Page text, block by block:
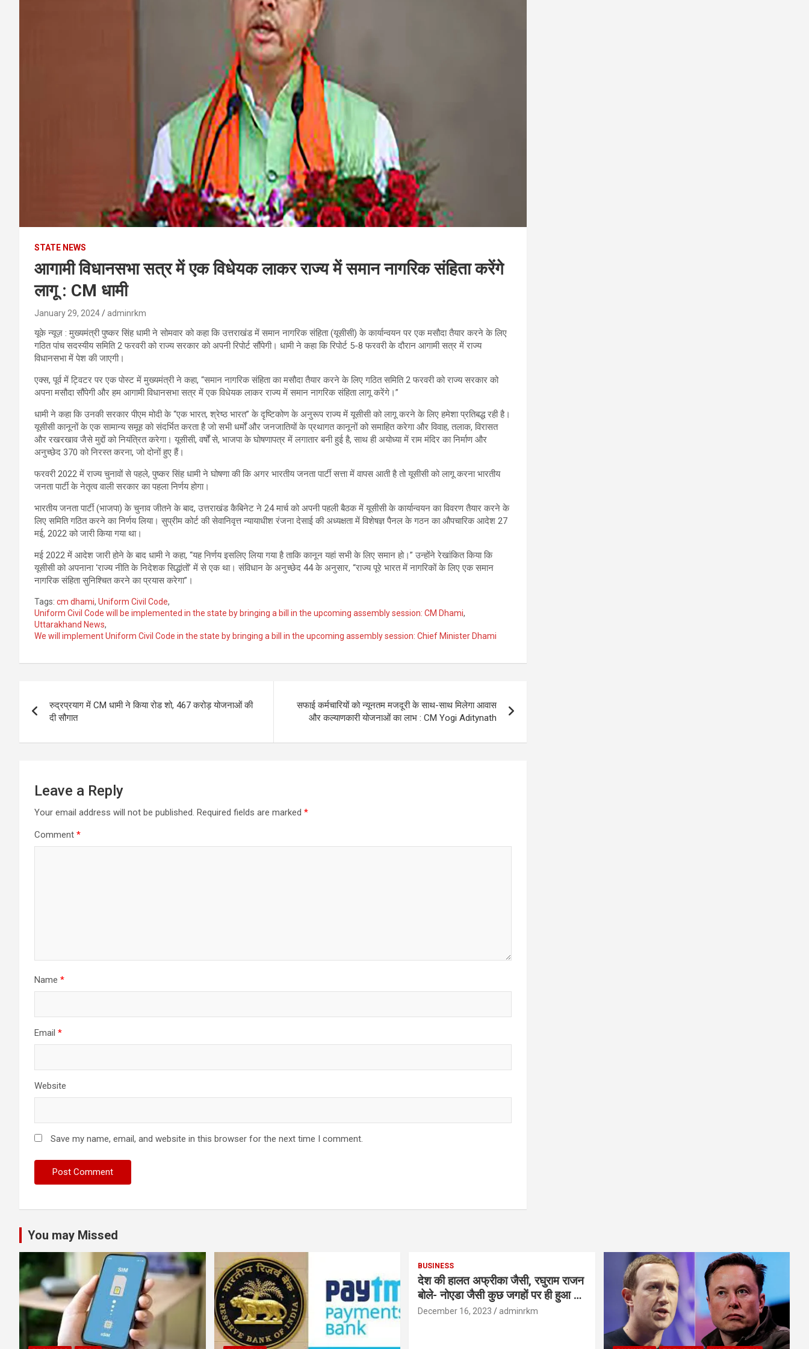
STATE NEWS
आगामी विधानसभा सत्र में एक विधेयक लाकर राज्य में समान नागरिक संहिता करेंगे
लागू : CM धामी
January 29, 2024 adminrkm
यूके न्यूज़ : मुख्यमंत्री पुष्कर सिंह धामी ने सोमवार को कहा कि उत्तराखंड में समान नागरिक संहिता (यूसीसी) के कार्यान्वयन पर एक मसौदा तैयार करने के लिए
गठित पांच सदस्यीय समिति 2 फरवरी को राज्य सरकार को अपनी रिपोर्ट सौंपेगी। धामी ने कहा कि रिपोर्ट 5-8 फरवरी के दौरान आगामी सत्र में राज्य
विधानसभा में पेश की जाएगी।
एक्स, पूर्व में ट्विटर पर एक पोस्ट में मुख्यमंत्री ने कहा, “समान नागरिक संहिता का मसौदा तैयार करने के लिए गठित समिति 2 फरवरी को राज्य सरकार को
अपना मसौदा सौंपेगी और हम आगामी विधानसभा सत्र में एक विधेयक लाकर राज्य में समान नागरिक संहिता लागू करेंगे।”
धामी ने कहा कि उनकी सरकार पीएम मोदी के “एक भारत, श्रेष्ठ भारत” के दृष्टिकोण के अनुरूप राज्य में यूसीसी को लागू करने के लिए हमेशा प्रतिबद्ध रही है।
यूसीसी कानूनों के एक सामान्य समूह को संदर्भित करता है जो सभी धर्मों और जनजातियों के प्रथागत कानूनों को समाहित करेगा और विवाह, तलाक, विरासत
और रखरखाव जैसे मुद्दों को नियंत्रित करेगा। यूसीसी, वर्षों से, भाजपा के घोषणापत्र में लगातार बनी हुई है, साथ ही अयोध्या में राम मंदिर का निर्माण और
अनुच्छेद 370 को निरस्त करना, जो दोनों हुए हैं।
फरवरी 2022 में राज्य चुनावों से पहले, पुष्कर सिंह धामी ने घोषणा की कि अगर भारतीय जनता पार्टी सत्ता में वापस आती है तो यूसीसी को लागू करना भारतीय
जनता पार्टी के नेतृत्व वाली सरकार का पहला निर्णय होगा।
भारतीय जनता पार्टी (भाजपा) के चुनाव जीतने के बाद, उत्तराखंड कैबिनेट ने 24 मार्च को अपनी पहली बैठक में यूसीसी के कार्यान्वयन का विवरण तैयार करने के
लिए समिति गठित करने का निर्णय लिया। सुप्रीम कोर्ट की सेवानिवृत्त न्यायाधीश रंजना देसाई की अध्यक्षता में विशेषज्ञ पैनल के गठन का औपचारिक आदेश 27
मई, 2022 को जारी किया गया था।
मई 2022 में आदेश जारी होने के बाद धामी ने कहा, “यह निर्णय इसलिए लिया गया है ताकि कानून यहां सभी के लिए समान हो।” उन्होंने रेखांकित किया कि
यूसीसी को अपनाना ‘राज्य नीति के निदेशक सिद्धांतों’ में से एक था। संविधान के अनुच्छेद 44 के अनुसार, “राज्य पूरे भारत में नागरिकों के लिए एक समान
नागरिक संहिता सुनिश्चित करने का प्रयास करेगा”।
Tags: cm dhami, Uniform Civil Code,
Uniform Civil Code will be implemented in the state by bringing a bill in the upcoming assembly session: CM Dhami,
Uttarakhand News,
We will implement Uniform Civil Code in the state by bringing a bill in the upcoming assembly session: Chief Minister Dhami
navigation
रुद्रप्रयाग में CM धामी ने किया रोड शो, 467 करोड़ योजनाओं की
दी सौगात
सफाई कर्मचारियों को न्यूनतम मजदूरी के साथ-साथ मिलेगा आवास
और कल्याणकारी योजनाओं का लाभ : CM Yogi Aditynath
Leave a Reply
Your email address will not be published. Required fields are marked *
Comment *
Name *
Email *
Website
Save my name, email, and website in this browser for the next time I comment.
You may Missed
BUSINESS
देश की हालत अफ्रीका जैसी, रघुराम राजन
बोले- नोएडा जैसी कुछ जगहों पर ही हुआ है
विकास : रघुराम राजन
December 16, 2023 adminrkm